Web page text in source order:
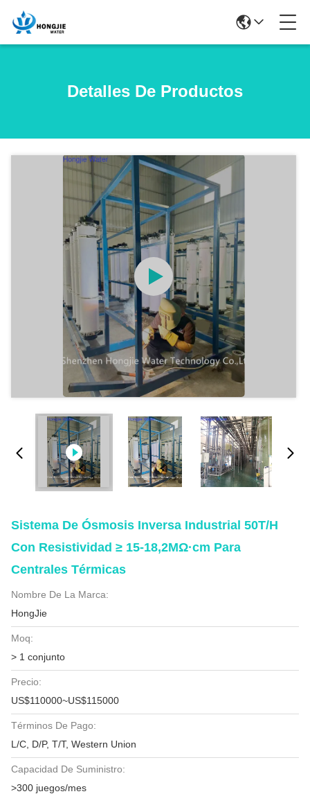
Detalles De Productos
Sistema De Ósmosis Inversa Industrial 50T/H
Con Resistividad ≥ 15-18,2MΩ·cm Para
Centrales Térmicas
Nombre De La Marca:
HongJie
Moq:
> 1 conjunto
Precio:
US$110000~US$115000
Términos De Pago:
L/C, D/P, T/T, Western Union
Capacidad De Suministro:
>300 juegos/mes